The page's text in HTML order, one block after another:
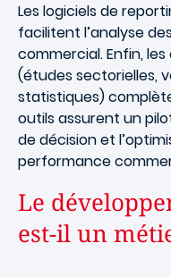
Les logiciels de
facilitent l’analyse
commercial. Enfin, les
(études sectorielles,
statistiques)
outils assurent un
de décision et
performance
Le
est-il un